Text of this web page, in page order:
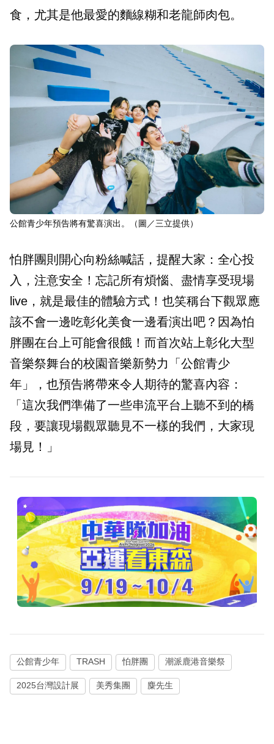
食，尤其是他最愛的麵線糊和老龍師肉包。
公館青少年預告將有驚喜演出。（圖／三立提供）
怕胖團則開心向粉絲喊話，提醒大家：全心投
入，注意安全！忘記所有煩惱、盡情享受現場
live，就是最佳的體驗方式！也笑稱台下觀眾應
該不會一邊吃彰化美食一邊看演出吧？因為怕
胖團在台上可能會很餓！而首次站上彰化大型
音樂祭舞台的校園音樂新勢力「公館青少
年」，也預告將帶來令人期待的驚喜內容：
「這次我們準備了一些串流平台上聽不到的橋
段，要讓現場觀眾聽見不一樣的我們，大家現
場見！」
公館青少年 TRASH 怕胖團 潮派鹿港音樂祭
2025台灣設計展 美秀集團 麋先生